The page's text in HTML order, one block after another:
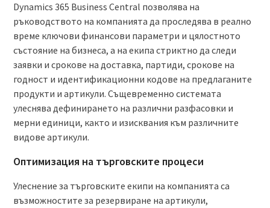
Dynamics 365 Business Central позволява на
ръководството на компанията да проследява в реално
време ключови финансови параметри и цялостното
състояние на бизнеса, а на екипа стриктно да следи
заявки и срокове на доставка, партиди, срокове на
годност и идентификационни кодове на предлаганите
продукти и артикули. Същевременно системата
улеснява дефинирането на различни разфасовки и
мерни единици, както и изисквания към различните
видове артикули.
Оптимизация на търговските процеси
Улеснение за търговските екипи на компанията са
възможностите за резервиране на артикули,